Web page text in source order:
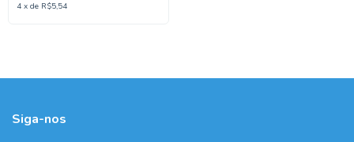
4 x de R$5,54
Siga-nos